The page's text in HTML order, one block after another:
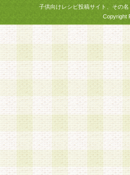
子供向けレシピ投稿サイト、その
Copyright